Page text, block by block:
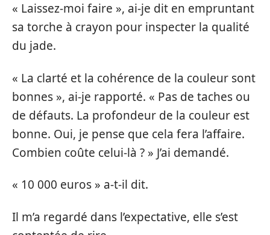
« Laissez-moi faire », ai-je dit en empruntant
sa torche à crayon pour inspecter la qualité
du jade.
« La clarté et la cohérence de la couleur sont
bonnes », ai-je rapporté. « Pas de taches ou
de défauts. La profondeur de la couleur est
bonne. Oui, je pense que cela fera l’affaire.
Combien coûte celui-là ? » J’ai demandé.
« 10 000 euros » a-t-il dit.
Il m’a regardé dans l’expectative, elle s’est